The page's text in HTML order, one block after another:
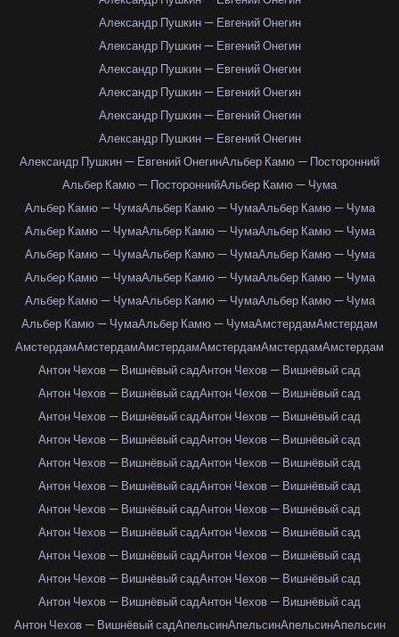
Александр Пушкин — Евгений Онегин
Александр Пушкин — Евгений Онегин
Александр Пушкин — Евгений Онегин
Александр Пушкин — Евгений Онегин
Александр Пушкин — Евгений Онегин
Александр Пушкин — Евгений Онегин
Александр Пушкин — Евгений ОнегинАльбер Камю — Посторонний
Альбер Камю — ПостороннийАльбер Камю — Чума
Альбер Камю — ЧумаАльбер Камю — ЧумаАльбер Камю — Чума
Альбер Камю — ЧумаАльбер Камю — ЧумаАльбер Камю — Чума
Альбер Камю — ЧумаАльбер Камю — ЧумаАльбер Камю — Чума
Альбер Камю — ЧумаАльбер Камю — ЧумаАльбер Камю — Чума
Альбер Камю — ЧумаАльбер Камю — ЧумаАльбер Камю — Чума
Альбер Камю — ЧумаАльбер Камю — ЧумаАмстердамАмстердам
АмстердамАмстердамАмстердамАмстердамАмстердамАмстердам
Антон Чехов — Вишнёвый садАнтон Чехов — Вишнёвый сад
Антон Чехов — Вишнёвый садАнтон Чехов — Вишнёвый сад
Антон Чехов — Вишнёвый садАнтон Чехов — Вишнёвый сад
Антон Чехов — Вишнёвый садАнтон Чехов — Вишнёвый сад
Антон Чехов — Вишнёвый садАнтон Чехов — Вишнёвый сад
Антон Чехов — Вишнёвый садАнтон Чехов — Вишнёвый сад
Антон Чехов — Вишнёвый садАнтон Чехов — Вишнёвый сад
Антон Чехов — Вишнёвый садАнтон Чехов — Вишнёвый сад
Антон Чехов — Вишнёвый садАнтон Чехов — Вишнёвый сад
Антон Чехов — Вишнёвый садАнтон Чехов — Вишнёвый сад
Антон Чехов — Вишнёвый садАнтон Чехов — Вишнёвый сад
Антон Чехов — Вишнёвый садАпельсинАпельсинАпельсинАпельсин